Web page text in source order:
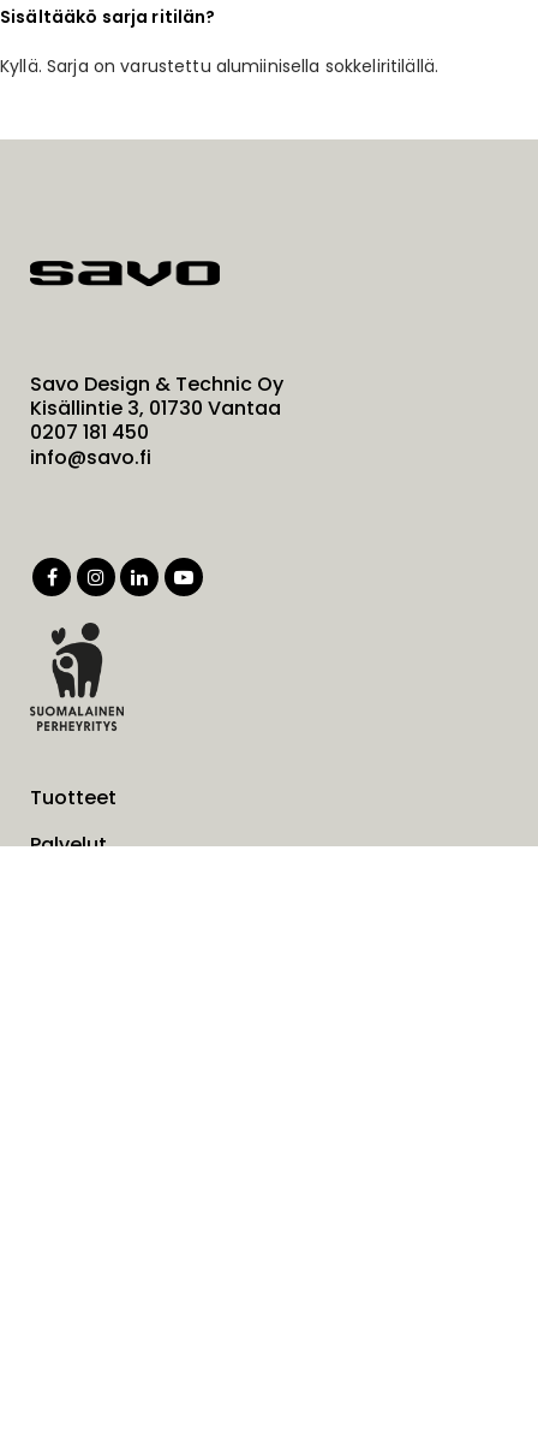
Sisältääkö sarja ritilän?
Kyllä. Sarja on varustettu alumiinisella sokkeliritilällä.
Savo Design & Technic Oy
Kisällintie 3, 01730 Vantaa
0207 181 450
info@savo.fi
Tuotteet
Palvelut